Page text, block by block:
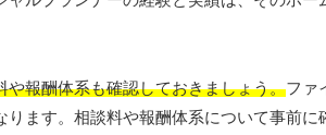
報酬体系も確認しておきましょう。ファ
ます。相談料や報酬体系について事前